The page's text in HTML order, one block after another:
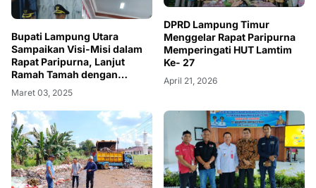
Bupati Lampung Utara
Sampaikan Visi-Misi dalam
Rapat Paripurna, Lanjut
Ramah Tamah dengan
Masyarakat
Maret 03, 2025
DPRD Lampung Timur
Menggelar Rapat Paripurna
Memperingati HUT Lamtim
Ke- 27
April 21, 2026